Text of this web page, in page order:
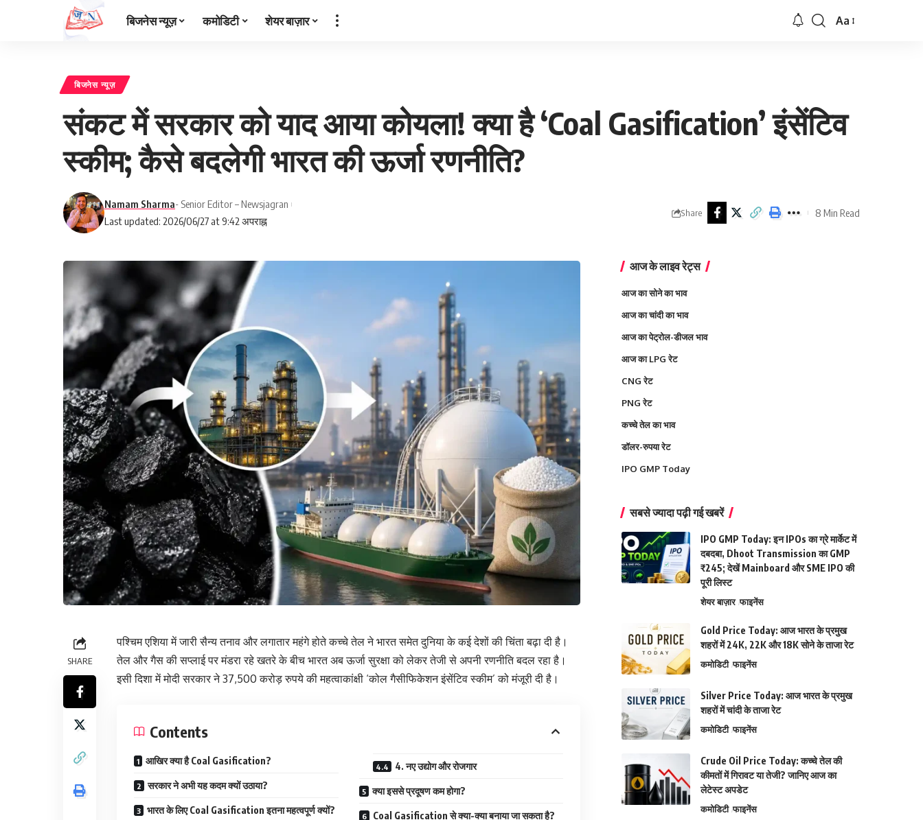
बिजनेस न्यूज़ कमोडिटी शेयर बाज़ार
Font
Aa
बिजनेस न्यूज़
संकट में सरकार को याद आया कोयला! क्या है ‘Coal Gasification’ इंसेंटिव
स्कीम; कैसे बदलेगी भारत की ऊर्जा रणनीति?
Last updated: 2026/06/27 at 9:42 अपराह्न
Namam Sharma- Senior Editor – Newsjagran
Share 8 Min Read
SHARE
पश्चिम एशिया में जारी सैन्य तनाव और लगातार महंगे होते कच्चे तेल ने भारत समेत दुनिया के कई देशों की चिंता बढ़ा दी है।
तेल और गैस की सप्लाई पर मंडरा रहे खतरे के बीच भारत अब ऊर्जा सुरक्षा को लेकर तेजी से अपनी रणनीति बदल रहा है।
इसी दिशा में मोदी सरकार ने 37,500 करोड़ रुपये की महत्वाकांक्षी ‘कोल गैसीफिकेशन इंसेंटिव स्कीम’ को मंजूरी दी है।
Contents
आखिर क्या है Coal Gasification?
सरकार ने अभी यह कदम क्यों उठाया?
भारत के लिए Coal Gasification इतना महत्वपूर्ण क्यों?
4. नए उद्योग और रोजगार
क्या इससे प्रदूषण कम होगा?
Coal Gasification से क्या-क्या बनाया जा सकता है?
आज के लाइव रेट्स
आज का सोने का भाव
आज का चांदी का भाव
आज का पेट्रोल-डीजल भाव
आज का LPG रेट
CNG रेट
PNG रेट
कच्चे तेल का भाव
डॉलर-रुपया रेट
IPO GMP Today
सबसे ज्यादा पढ़ी गई खबरें
IPO GMP Today: इन IPOs का ग्रे मार्केट में
दबदबा, Dhoot Transmission का GMP
₹245; देखें Mainboard और SME IPO की
पूरी लिस्ट
शेयर बाज़ार फाइनेंस
Gold Price Today: आज भारत के प्रमुख
शहरों में 24K, 22K और 18K सोने के ताजा रेट
कमोडिटी फाइनेंस
Silver Price Today: आज भारत के प्रमुख
शहरों में चांदी के ताजा रेट
कमोडिटी फाइनेंस
Crude Oil Price Today: कच्चे तेल की
कीमतों में गिरावट या तेजी? जानिए आज का
लेटेस्ट अपडेट
कमोडिटी फाइनेंस